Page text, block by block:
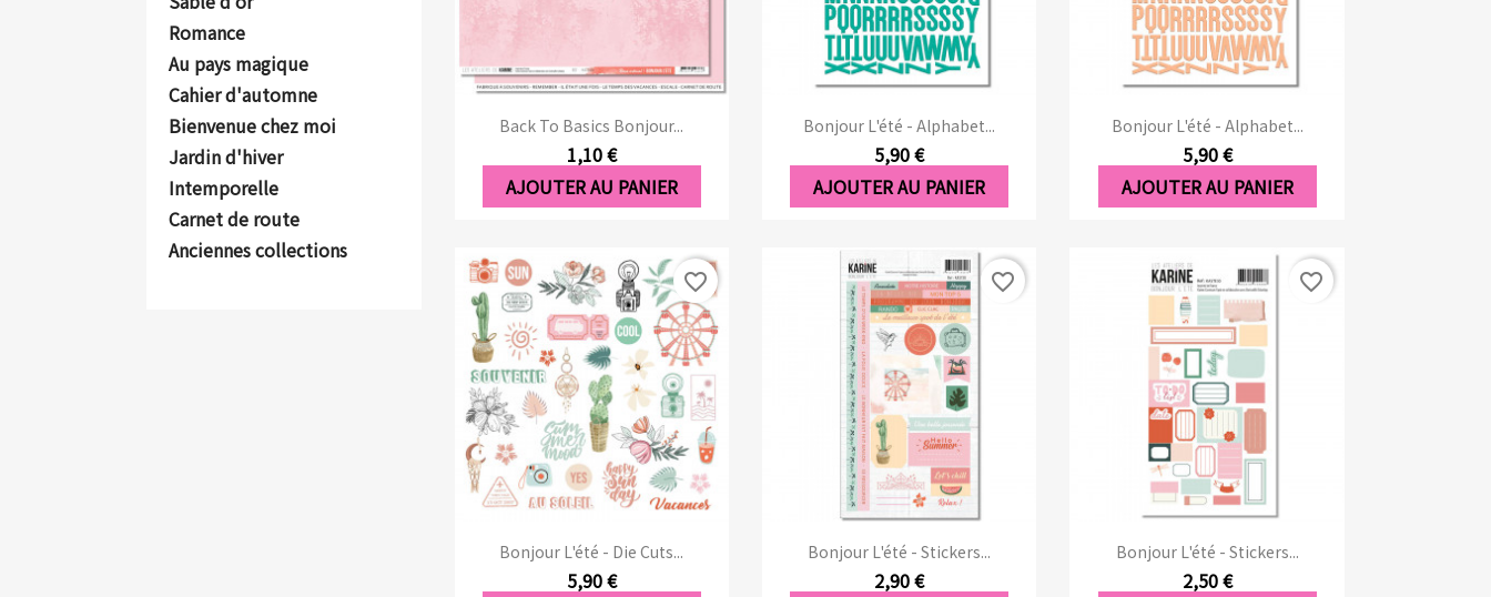
Romance
Au pays magique
Cahier d'automne
Bienvenue chez moi
Jardin d'hiver
Intemporelle
Carnet de route
Anciennes collections
Back To Basics Bonjour...
1,10 €
AJOUTER AU PANIER
Aperçu rapide Bonjour L'été - Alphabet...
5,90 €
AJOUTER AU PANIER
Aperçu rapide Bonjour L'été - Alphabet...
5,90 €
AJOUTER AU PANIER
Aperçu rapide
Bonjour L'été - Die Cuts...
5,90 €
Aperçu rapide
favorite_border
Bonjour L'été - Stickers...
2,90 €
Aperçu rapide
favorite_border
Bonjour L'été - Stickers...
2,50 €
Aperçu rapide
favorite_border